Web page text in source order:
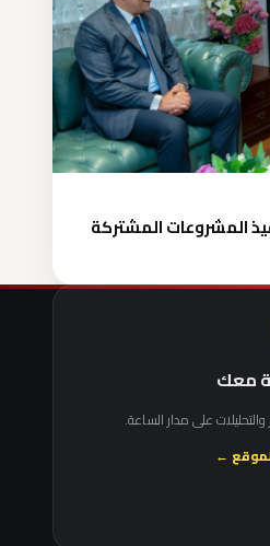
المشروعات المشتركة
معك
والتحليلات على مدار الساعة.
←